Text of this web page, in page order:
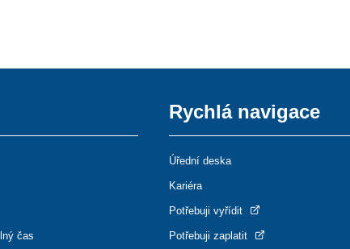
čas
Rychlá navigace
Úřední deska
Kariéra
Potřebuji vyřídit
Potřebuji zaplatit